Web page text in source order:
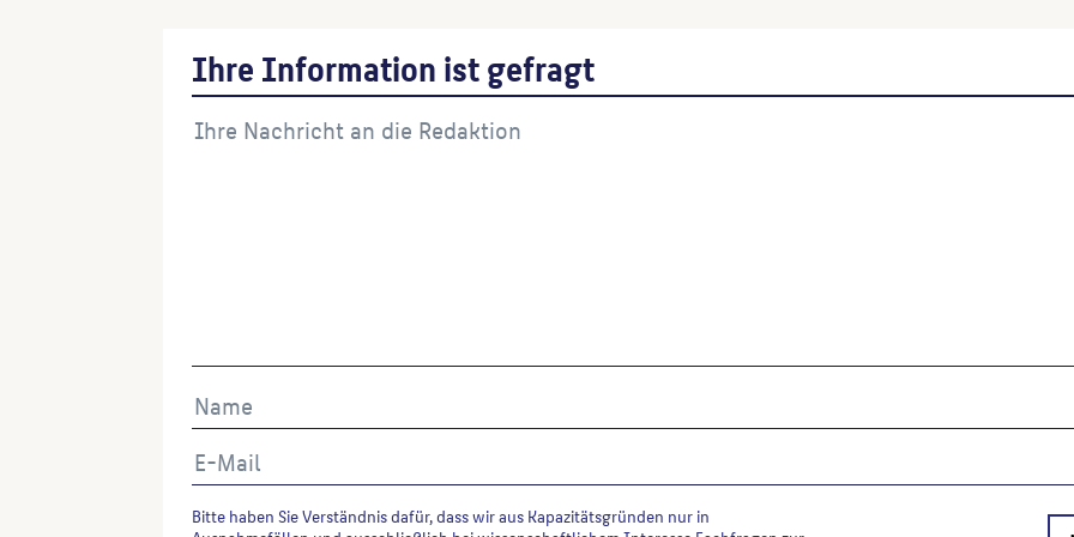
55, 538.
Ihre Information ist gefragt
Bitte haben Sie Verständnis dafür, dass wir aus Kapazitätsgründen nur in